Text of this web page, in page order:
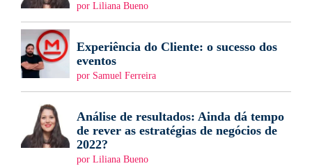
por Liliana Bueno
Experiência do Cliente: o sucesso dos
eventos
por Samuel Ferreira
Análise de resultados: Ainda dá tempo
de rever as estratégias de negócios de
2022?
por Liliana Bueno